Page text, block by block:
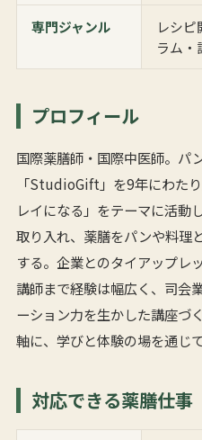
専門ジャンル
レシ
ラム・
プロフィール
国際薬膳師・国際中医師。パ
「StudioGift」を9年にわた
レイになる」をテーマに活動
取り入れ、薬膳をパンや料理
する。企業とのタイアップレ
講師まで経験は幅広く、司会
ーション力を生かした講座づ
軸に、学びと体験の場を通じ
対応できる薬膳仕事